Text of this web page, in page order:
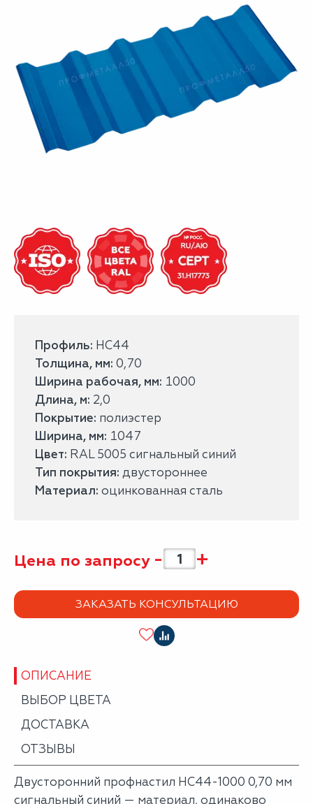
Профиль: НС44
Толщина, мм: 0,70
Ширина рабочая, мм: 1000
Длина, м: 2,0
Покрытие: полиэстер
Ширина, мм: 1047
Цвет: RAL 5005 сигнальный синий
Тип покрытия: двустороннее
Материал: оцинкованная сталь
Цена по запросу - +
ЗАКАЗАТЬ КОНСУЛЬТАЦИЮ
ОПИСАНИЕ
ВЫБОР ЦВЕТА
ДОСТАВКА
ОТЗЫВЫ
Двусторонний профнастил НС44-1000 0,70 мм
сигнальный синий — материал, одинаково